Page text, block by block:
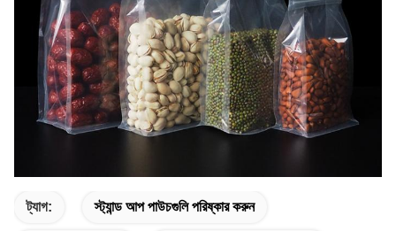
ট্যাগ: স্ট্যান্ড আপ পাউচগুলি পরিষ্কার করুন